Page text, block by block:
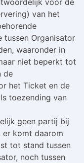
voor de
van het
tussen Organisator
waaronder in
niet beperkt tot
de
het Ticket en de
toezending van
geen partij bij
er komt daarom
tot stand tussen
noch tussen